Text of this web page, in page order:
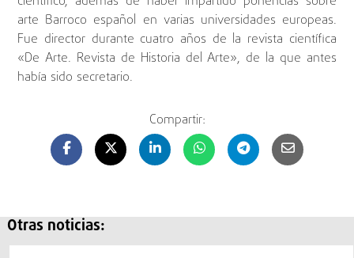
arte Barroco español en varias universidades europeas.
Fue director durante cuatro años de la revista científica
«De Arte. Revista de Historia del Arte», de la que antes
había sido secretario.
Compartir:
Otras noticias: